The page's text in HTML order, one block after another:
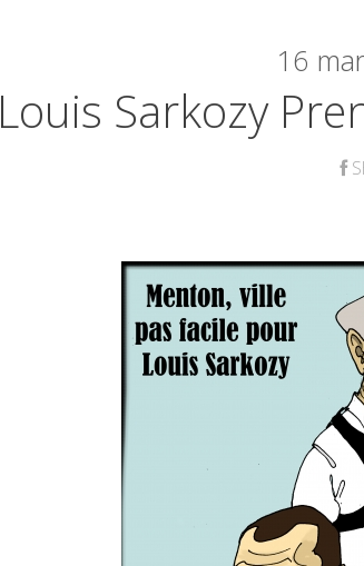
16
Louis Sarkozy